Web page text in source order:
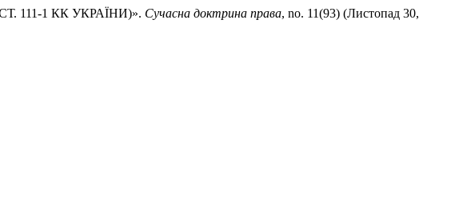
111-1 КК УКРАЇНИ)». Сучасна доктрина права, no. 11(93) (Листопад 30,